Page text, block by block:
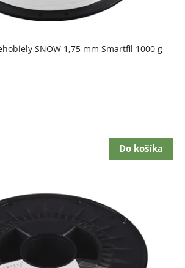
SNOW 1,75 mm Smartfil 1000 g
Do košíka